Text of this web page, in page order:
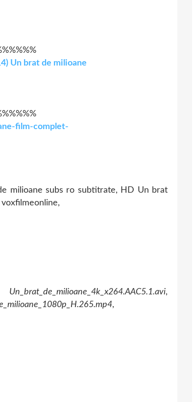
Un brat de milioane
film-complet-
milioane subs ro subtitrate, HD Un brat
Un_brat_de_milioane_4k_x264.AAC5.1.avi,
,